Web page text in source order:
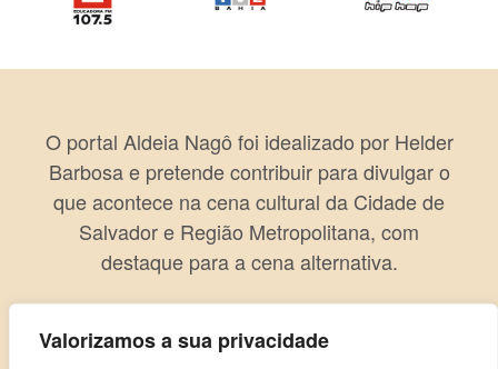
Valorizamos a sua privacidade
O portal Aldeia Nagô foi idealizado por Helder
Barbosa e pretende contribuir para divulgar o
que acontece na cena cultural da Cidade de
Salvador e Região Metropolitana, com
destaque para a cena alternativa.